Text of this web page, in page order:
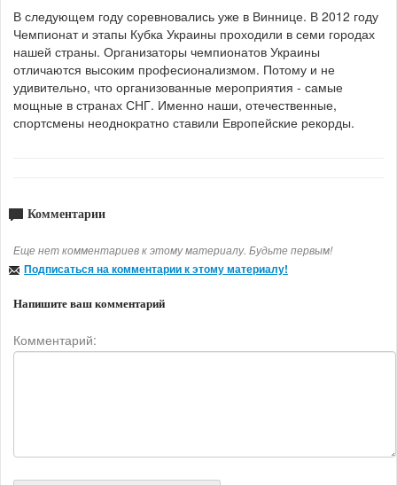
В следующем году соревновались уже в Виннице. В 2012 году
Чемпионат и этапы Кубка Украины проходили в семи городах
нашей страны. Организаторы чемпионатов Украины
отличаются высоким професионализмом. Потому и не
удивительно, что организованные мероприятия - самые
мощные в странах СНГ. Именно наши, отечественные,
спортсмены неоднократно ставили Европейские рекорды.
Комментарии
Еще нет комментариев к этому материалу. Будьте первым!
Подписаться на комментарии к этому материалу!
Напишите ваш комментарий
Комментарий: